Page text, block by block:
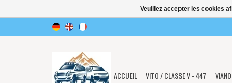
ACCUEIL VITO / CLASSE V - 447
Veuillez accepter les cookies